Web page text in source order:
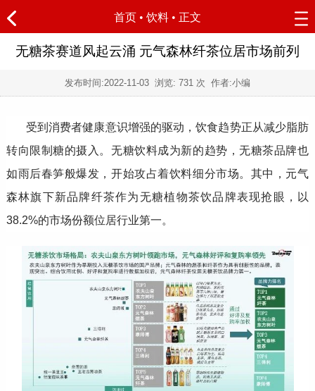
首页 • 饮料 • 正文
无糖茶赛道风起云涌 元气森林纤茶位居市场前列
发布时间:2022-11-03 浏览: 731 次 作者:小编
受到消费者健康意识增强的驱动，饮食趋势正从减少脂肪
转向限制糖的摄入。无糖饮料成为新的趋势，无糖茶品牌也
如雨后春笋般爆发，开始攻占着饮料细分市场。其中，元气
森林旗下新品牌纤茶作为无糖植物茶饮品牌表现抢眼，以
38.2%的市场份额位居行业第一。